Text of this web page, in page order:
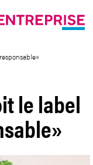
le label